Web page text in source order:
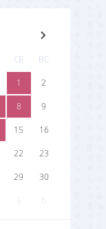
СБ
ВС
1
2
8
9
15
16
22
23
29
30
6